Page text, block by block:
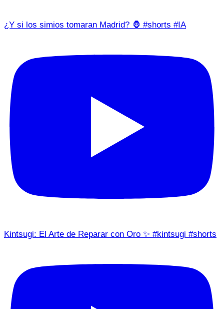
¿Y si los simios tomaran Madrid? 🦍 #shorts #IA
Kintsugi: El Arte de Reparar con Oro ✨ #kintsugi #shorts